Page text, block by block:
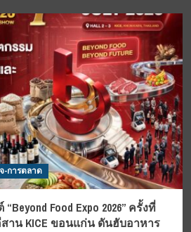
-การตลาด
Food Expo 2026” ครั้งที่
าน KICE ขอนแก่น ดันฮับอาหาร